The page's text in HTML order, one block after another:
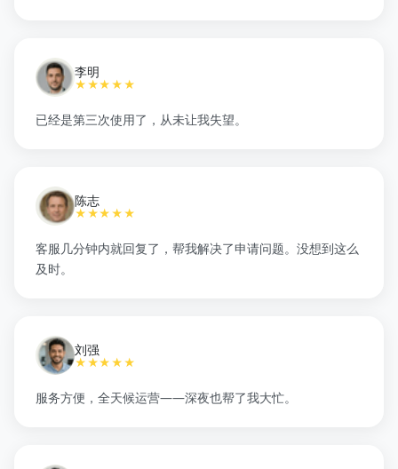
李明
★★★★★
已经是第三次使用了，从未让我失望。
陈志
★★★★★
客服几分钟内就回复了，帮我解决了申请问题。没想到这么
及时。
刘强
★★★★★
服务方便，全天候运营——深夜也帮了我大忙。